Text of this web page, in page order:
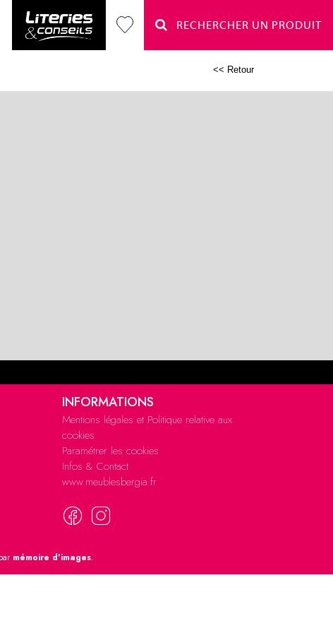
RECHERCHER UN PRODUIT
<< Retour
INFORMATIONS
Mentions légales et Politique relative aux
cookies
Paramétrer les cookies
Infos & Contact
www.meublesbergia.fr
mémoire d'images.